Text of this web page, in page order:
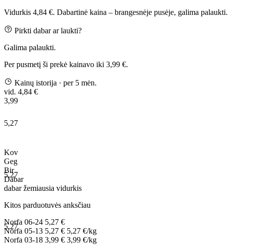
Vidurkis 4,84 €. Dabartinė kaina – brangesnėje pusėje, galima palaukti.
Pirkti dabar ar laukti?
Galima palaukti.
Per pusmetį ši prekė kainavo iki 3,99 €.
Kainų istorija · per 5 mėn.
vid. 4,84 €
3,99
5,27
5,27
5,27
Kov
Geg
Bir
Dabar
dabaržemiausia vidurkis
Kitos parduotuvės anksčiau
Norfa 06-24 5,27 €
Norfa 05-13 5,27 € 5,27 €/kg
Norfa 03-18 3,99 € 3,99 €/kg